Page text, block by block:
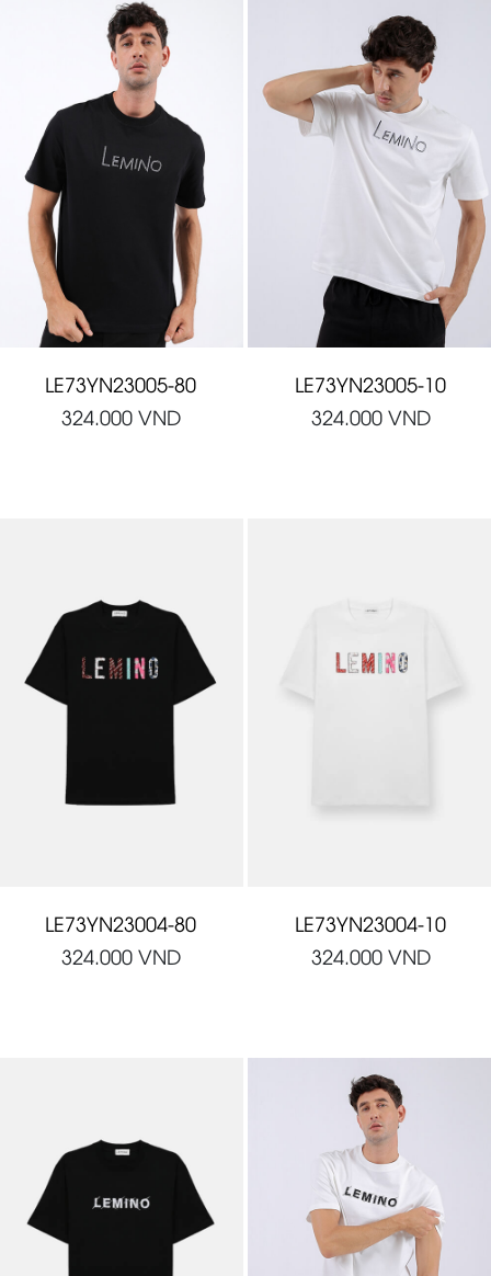
LE73YN23005-80
324.000VND
LE73YN23005-10
324.000VND
LE73YN23004-80
324.000VND
LE73YN23004-10
324.000VND